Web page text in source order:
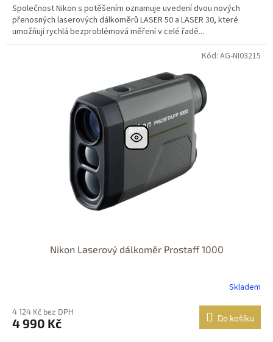
Společnost Nikon s potěšením oznamuje uvedení dvou nových
přenosných laserových dálkoměrů LASER 50 a LASER 30, které
umožňují rychlá bezproblémová měření v celé řadě...
Nikon Laserový dálkoměr Prostaff 1000
Skladem
4 124 Kč bez DPH
4 990 Kč Do košíku
Kód: AG-NI03215